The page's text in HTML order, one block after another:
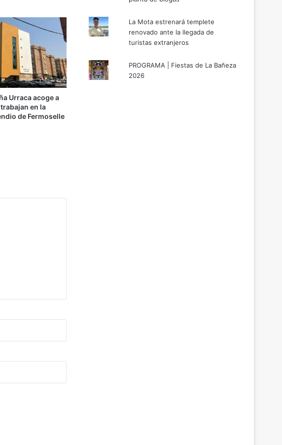
Urraca acoge a
en la
de Fermoselle
La Mota estrenará templete
renovado ante la llegada de
turistas extranjeros
PROGRAMA | Fiestas de La Bañeza
2026